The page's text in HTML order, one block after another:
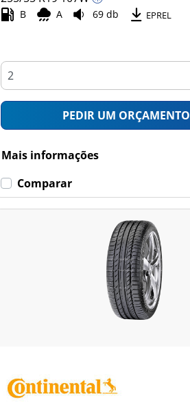
B A 69 db EPREL
PEDIR UM ORÇAMENTO
Mais informações
Comparar